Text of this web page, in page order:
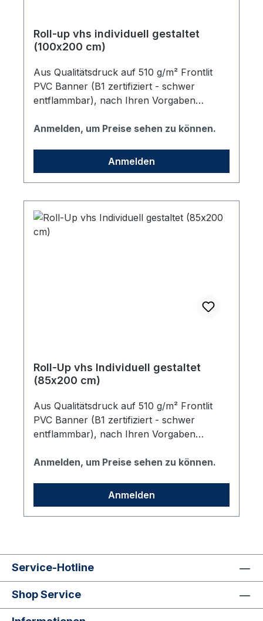
Roll-up vhs individuell gestaltet
(100x200 cm)
Aus Qualitätsdruck auf 510 g/m² Frontlit
PVC Banner (B1 zertifiziert - schwer
entflammbar), nach Ihren Vorgaben
Aluständers mit 2 drehbaren Standfüßen, in
Format: 100x200 cm (Sichtmaß BxH) inkl.
Satzarbeiten und Grafik.
Anmelden, um Preise sehen zu können.
Anmelden
Roll-Up vhs Individuell gestaltet
(85x200 cm)
Aus Qualitätsdruck auf 510 g/m² Frontlit
PVC Banner (B1 zertifiziert - schwer
entflammbar), nach Ihren Vorgaben
Aluständers mit 2 drehbaren Standfüßen, in
Format: 85x200 cm (Sichtmaß BxH) inkl.
Satzarbeiten und Grafik.
Anmelden, um Preise sehen zu können.
Anmelden
Service-Hotline
Shop Service